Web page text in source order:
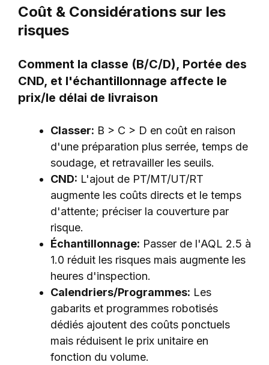
Coût & Considérations sur les
risques
Comment la classe (B/C/D), Portée des
CND, et l'échantillonnage affecte le
prix/le délai de livraison
Classer: B > C > D en coût en raison
d'une préparation plus serrée, temps de
soudage, et retravailler les seuils.
CND: L'ajout de PT/MT/UT/RT
augmente les coûts directs et le temps
d'attente; préciser la couverture par
risque.
Échantillonnage: Passer de l'AQL 2.5 à
1.0 réduit les risques mais augmente les
heures d'inspection.
Calendriers/Programmes: Les
gabarits et programmes robotisés
dédiés ajoutent des coûts ponctuels
mais réduisent le prix unitaire en
fonction du volume.